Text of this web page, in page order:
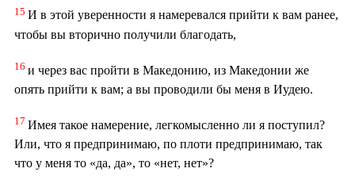
15 И в этой уверенности я намеревался прийти к вам ранее,
чтобы вы вторично получили благодать,
16 и через вас пройти в Македонию, из Македонии же
опять прийти к вам; а вы проводили бы меня в Иудею.
17 Имея такое намерение, легкомысленно ли я поступил?
Или, что я предпринимаю, по плоти предпринимаю, так
что у меня то «да, да», то «нет, нет»?